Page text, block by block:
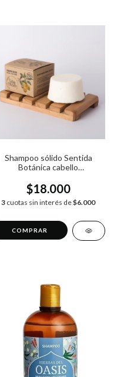
Shampoo sólido Sentida
Botánica cabello
$18.000
3 cuotas sin interés de$6.000